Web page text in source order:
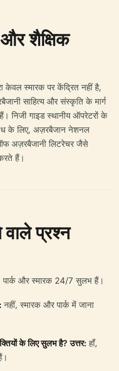
और शैक्षिक
केवल स्मारक पर केंद्रित नहीं है,
साहित्य और संस्कृति के मार्ग
निजी गाइड स्थानीय ऑपरेटरों के
के लिए, अज़रबैजान नेशनल
अज़रबैजानी लिटरेचर जैसे
हैं।
प्रश्न
पार्क और स्मारक 24/7 सुलभ हैं।
नहीं, स्मारक और पार्क में जाना
के लिए सुलभ है? उत्तर: हाँ,